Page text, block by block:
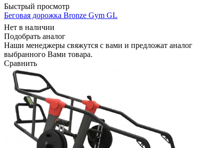
Быстрый просмотр
Беговая дорожка Bronze Gym GL
Нет в наличии
Подобрать аналог
Наши менеджеры свяжутся с вами и предложат аналог
выбранного Вами товара.
Сравнить